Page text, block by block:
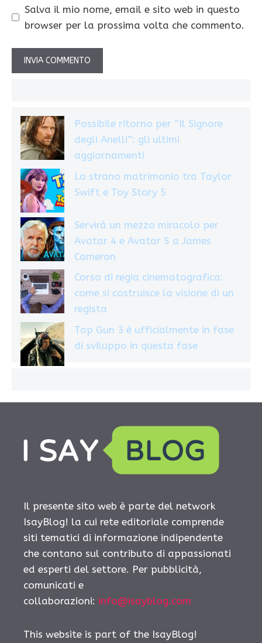
Salva il mio nome, email e sito web in questo
browser per la prossima volta che commento.
Possibile ritorno per “Il Signore
degli Anelli”: gli ultimi
aggiornamenti
Lo strano matrimonio tra Taylor
Swift e Toy Story 5
Servirà un mezzo miracolo per
Avatar 4 e Avatar 5 a James
Cameron
Corso di regia cinematografica:
come si costruisce la visione di un
regista
Top Gun 3 è ufficialmente in fase
di sviluppo in questa fase
Il presente sito web è parte del network
IsayBlog! la cui rete editoriale comprende
siti tematici di informazione indipendente
che contano sul contributo di appassionati
ed esperti del settore. Per pubblicità,
comunicati e
collaborazioni: info@isayblog.com
This website is part of the IsayBlog!